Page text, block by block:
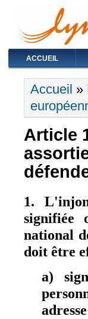
ACCUEIL
Vous êtes
Accueil »
Article
1.
signifiée
national
doit être
a)